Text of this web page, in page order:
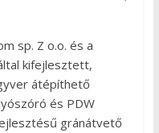
sp. Z o.o. és a
kifejlesztett,
átépíthető
és PDW
gránátvető